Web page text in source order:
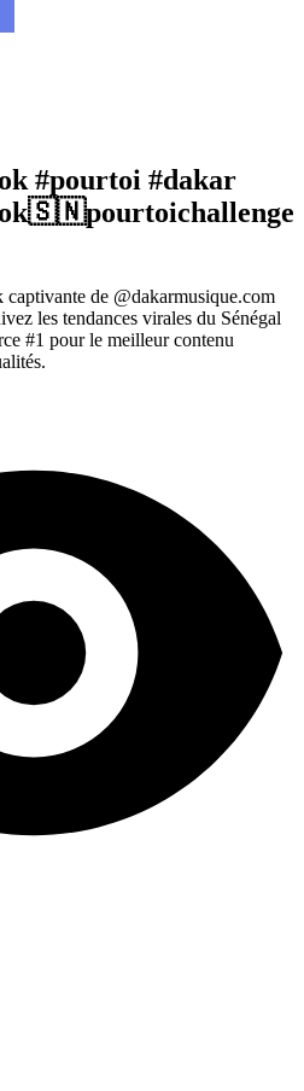
#pourtoi #dakar
de @dakarmusique.com
les tendances virales du Sénégal
#1 pour le meilleur contenu